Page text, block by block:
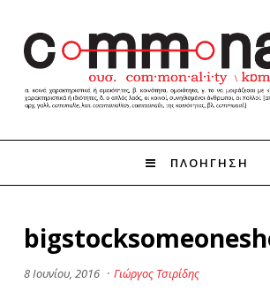
ΠΛΟΗΓΗΣΗ
8 Ιουνίου, 2016 · Γιώργος Τσιρίδης